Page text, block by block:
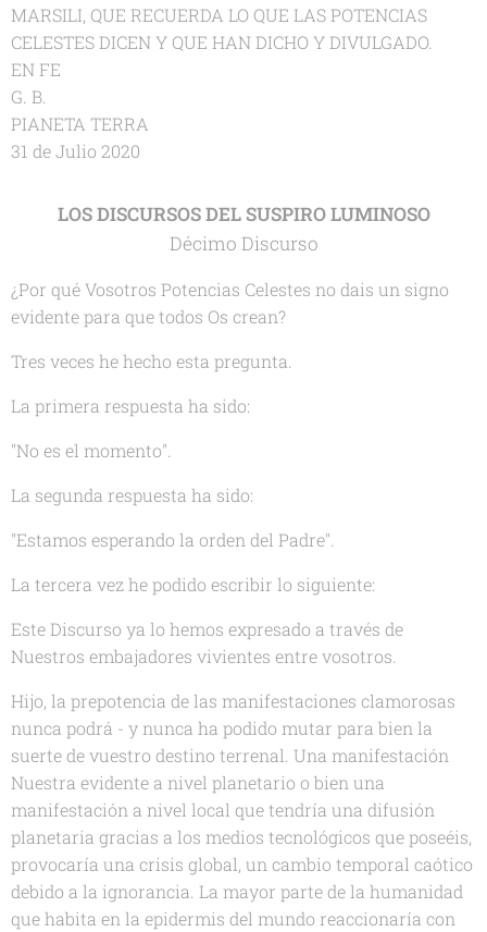
MARSILI, QUE RECUERDA LO QUE LAS POTENCIAS
CELESTES DICEN Y QUE HAN DICHO Y DIVULGADO.
EN FE
G. B.
PIANETA TERRA
31 de Julio 2020
LOS DISCURSOS DEL SUSPIRO LUMINOSO
Décimo Discurso
¿Por qué Vosotros Potencias Celestes no dais un signo
evidente para que todos Os crean?
Tres veces he hecho esta pregunta.
La primera respuesta ha sido:
"No es el momento".
La segunda respuesta ha sido:
"Estamos esperando la orden del Padre".
La tercera vez he podido escribir lo siguiente:
Este Discurso ya lo hemos expresado a través de
Nuestros embajadores vivientes entre vosotros.
Hijo, la prepotencia de las manifestaciones clamorosas
nunca podrá - y nunca ha podido mutar para bien la
suerte de vuestro destino terrenal. Una manifestación
Nuestra evidente a nivel planetario o bien una
manifestación a nivel local que tendría una difusión
planetaria gracias a los medios tecnológicos que poseéis,
provocaría una crisis global, un cambio temporal caótico
debido a la ignorancia. La mayor parte de la humanidad
que habita en la epidermis del mundo reaccionaría con